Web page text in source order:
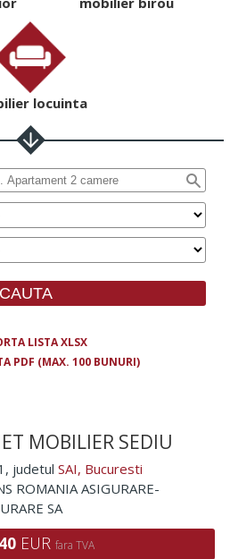
locuinta
LISTA XLSX
PDF (MAX. 100 BUNURI)
MOBILIER SEDIU
, judetul SAI, Bucuresti
ROMANIA ASIGURARE-
SA
EUR fara TVA